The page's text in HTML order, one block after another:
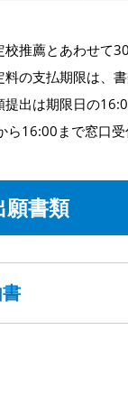
校推薦とあわせて30
料の支払期限は、
提出は期限日の
ら16:00まで窓口受
願書類